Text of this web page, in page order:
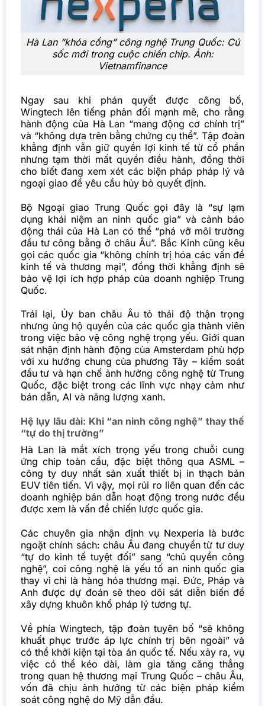
Hà Lan “khóa cổng” công nghệ Trung Quốc: Cú
sốc mới trong cuộc chiến chip. Ảnh:
Vietnamfinance
Ngay sau khi phán quyết được công bố,
Wingtech lên tiếng phản đối mạnh mẽ, cho rằng
hành động của Hà Lan “mang động cơ chính trị”
và “không dựa trên bằng chứng cụ thể”. Tập đoàn
khẳng định vẫn giữ quyền lợi kinh tế từ cổ phần
nhưng tạm thời mất quyền điều hành, đồng thời
cho biết đang xem xét các biện pháp pháp lý và
ngoại giao để yêu cầu hủy bỏ quyết định.
Bộ Ngoại giao Trung Quốc gọi đây là “sự lạm
dụng khái niệm an ninh quốc gia” và cảnh báo
động thái của Hà Lan có thể “phá vỡ môi trường
đầu tư công bằng ở châu Âu”. Bắc Kinh cũng kêu
gọi các quốc gia “không chính trị hóa các vấn đề
kinh tế và thương mại”, đồng thời khẳng định sẽ
bảo vệ lợi ích hợp pháp của doanh nghiệp Trung
Quốc.
Trái lại, Ủy ban châu Âu tỏ thái độ thận trọng
nhưng ủng hộ quyền của các quốc gia thành viên
trong việc bảo vệ công nghệ trọng yếu. Giới quan
sát nhận định hành động của Amsterdam phù hợp
với xu hướng chung của phương Tây – kiểm soát
đầu tư và hạn chế ảnh hưởng công nghệ từ Trung
Quốc, đặc biệt trong các lĩnh vực nhạy cảm như
bán dẫn, AI và năng lượng xanh.
Hệ lụy lâu dài: Khi “an ninh công nghệ” thay thế
“tự do thị trường”
Hà Lan là mắt xích trọng yếu trong chuỗi cung
ứng chip toàn cầu, đặc biệt thông qua ASML –
công ty duy nhất sản xuất thiết bị in thạch bản
EUV tiên tiến. Vì vậy, mọi rủi ro liên quan đến các
doanh nghiệp bán dẫn hoạt động trong nước đều
được xem là vấn đề chiến lược quốc gia.
Các chuyên gia nhận định vụ Nexperia là bước
ngoặt chính sách: châu Âu đang chuyển từ tư duy
“tự do kinh tế tuyệt đối” sang “chủ quyền công
nghệ”, coi công nghệ là yếu tố an ninh quốc gia
thay vì chỉ là hàng hóa thương mại. Đức, Pháp và
Anh được dự đoán sẽ theo dõi sát diễn biến để
xây dựng khuôn khổ pháp lý tương tự.
Về phía Wingtech, tập đoàn tuyên bố “sẽ không
khuất phục trước áp lực chính trị bên ngoài” và
có thể khởi kiện tại tòa án quốc tế. Nếu xảy ra, vụ
việc có thể kéo dài, làm gia tăng căng thẳng
trong quan hệ thương mại Trung Quốc – châu Âu,
vốn đã chịu ảnh hưởng từ các biện pháp kiểm
soát công nghệ do Mỹ dẫn đầu.